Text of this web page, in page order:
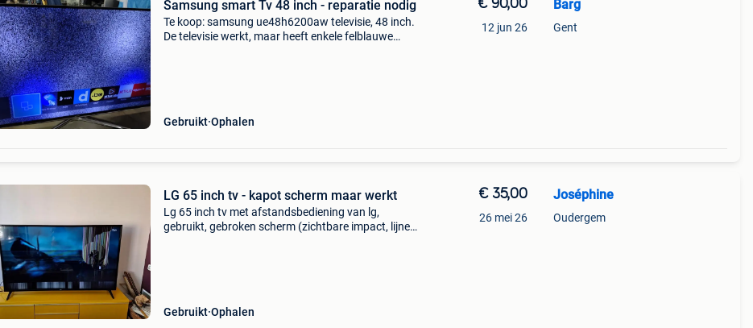
Samsung smart Tv 48 inch - reparatie nodig
Te koop: samsung ue48h6200aw televisie, 48 inch.
De televisie werkt, maar heeft enkele felblauwe
Gebruikt Ophalen
€ 90,00
12 jun 26
Barg
Gent
LG 65 inch tv - kapot scherm maar werkt
Lg 65 inch tv met afstandsbediening van lg,
gebruikt, gebroken scherm (zichtbare impact, lijnen
Gebruikt Ophalen
€ 35,00
26 mei 26
Joséphine
Oudergem